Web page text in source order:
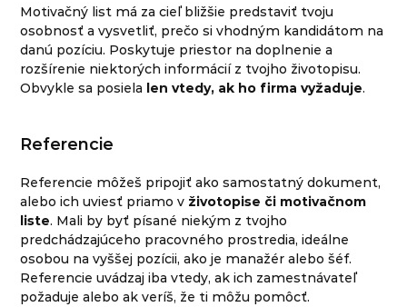
Motivačný list má za cieľ bližšie predstaviť tvoju
osobnosť a vysvetliť, prečo si vhodným kandidátom na
danú pozíciu. Poskytuje priestor na doplnenie a
rozšírenie niektorých informácií z tvojho životopisu.
Obvykle sa posiela len vtedy, ak ho firma vyžaduje.
Referencie
Referencie môžeš pripojiť ako samostatný dokument,
alebo ich uviesť priamo v životopise či motivačnom
liste. Mali by byť písané niekým z tvojho
predchádzajúceho pracovného prostredia, ideálne
osobou na vyššej pozícii, ako je manažér alebo šéf.
Referencie uvádzaj iba vtedy, ak ich zamestnávateľ
požaduje alebo ak veríš, že ti môžu pomôcť.